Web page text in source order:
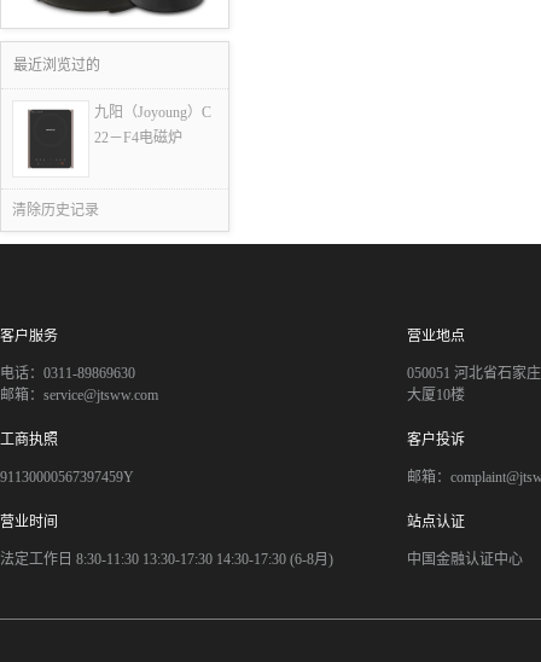
最近浏览过的
九阳（Joyoung）C
22－F4电磁炉
清除历史记录
客户服务
电话：0311-89869630
邮箱：service@jtsww.com
营业地点
050051 河北省石家
大厦10楼
工商执照
91130000567397459Y
客户投诉
邮箱：
营业时间
法定工作日 8:30-11:30 13:30-17:30 14:30-17:30 (6-8月)
站点认证
中国金融认证中心